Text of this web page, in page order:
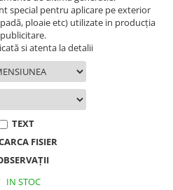
special pentru aplicare pe exterior
ploaie etc) utilizate in producția
publicitare.
si atenta la detalii
TEXT
FISIER
IN STOC